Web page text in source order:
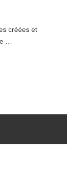
créées et
…